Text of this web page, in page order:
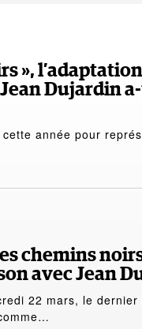
»,
Dujardin
année pour
chemins
avec Jean
22 mars, le